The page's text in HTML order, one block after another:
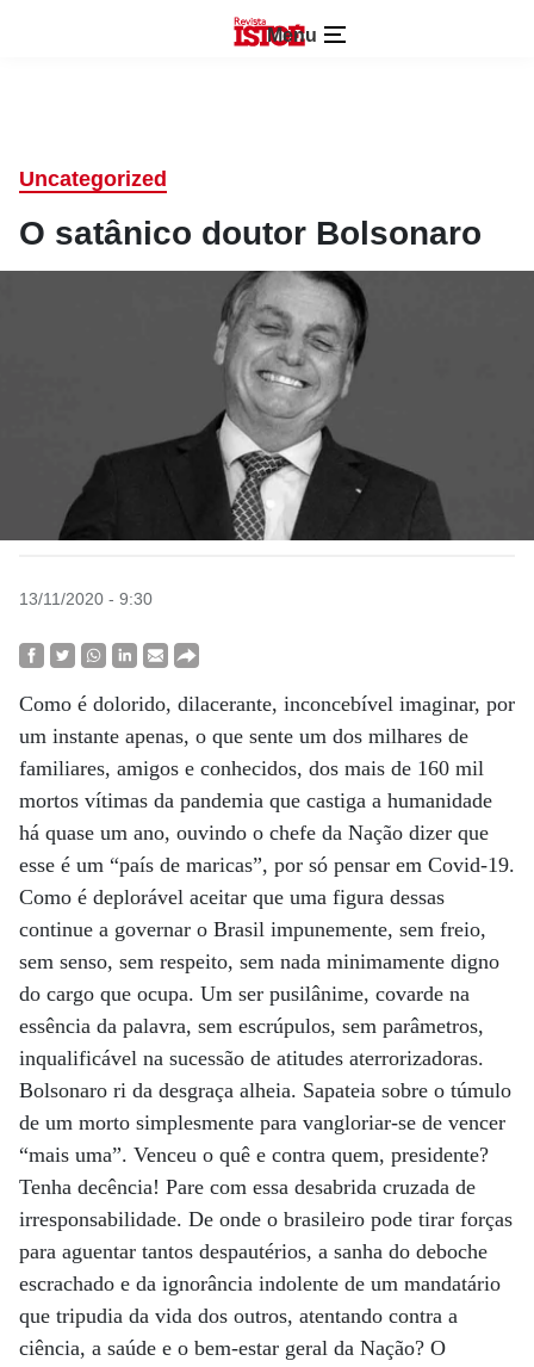
Menu
Uncategorized
O satânico doutor Bolsonaro
13/11/2020 - 9:30
Como é dolorido, dilacerante, inconcebível imaginar, por
um instante apenas, o que sente um dos milhares de
familiares, amigos e conhecidos, dos mais de 160 mil
mortos vítimas da pandemia que castiga a humanidade
há quase um ano, ouvindo o chefe da Nação dizer que
esse é um “país de maricas”, por só pensar em Covid-19.
Como é deplorável aceitar que uma figura dessas
continue a governar o Brasil impunemente, sem freio,
sem senso, sem respeito, sem nada minimamente digno
do cargo que ocupa. Um ser pusilânime, covarde na
essência da palavra, sem escrúpulos, sem parâmetros,
inqualificável na sucessão de atitudes aterrorizadoras.
Bolsonaro ri da desgraça alheia. Sapateia sobre o túmulo
de um morto simplesmente para vangloriar-se de vencer
“mais uma”. Venceu o quê e contra quem, presidente?
Tenha decência! Pare com essa desabrida cruzada de
irresponsabilidade. De onde o brasileiro pode tirar forças
para aguentar tantos despautérios, a sanha do deboche
escrachado e da ignorância indolente de um mandatário
que tripudia da vida dos outros, atentando contra a
ciência, a saúde e o bem-estar geral da Nação? O